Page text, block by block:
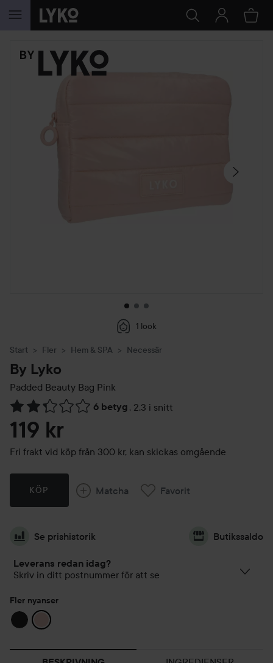
HOPPA TILL INNEHÅLLET
HOPPA ÖVER SEKTIONEN
1 look
Start Fler Hem & SPA Necessär
By Lyko
Padded Beauty Bag Pink
6 betyg , 2.3 i snitt
Hoppa till Betyg & kommentarer
119 kr
Fri frakt vid köp från 300 kr, kan skickas omgående
KÖP Matcha Favorit
Se prishistorik Butikssaldo
Leverans redan idag?
Skriv in ditt postnummer för att se
Fler nyanser